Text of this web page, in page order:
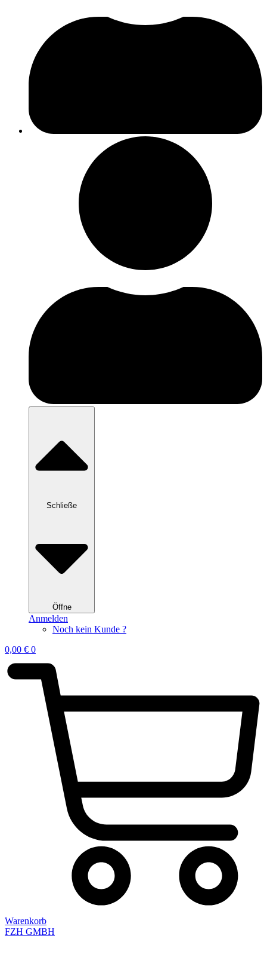
Schließe
Öffne
Anmelden
Noch kein Kunde ?
0,00 € 0
Warenkorb
FZH GMBH